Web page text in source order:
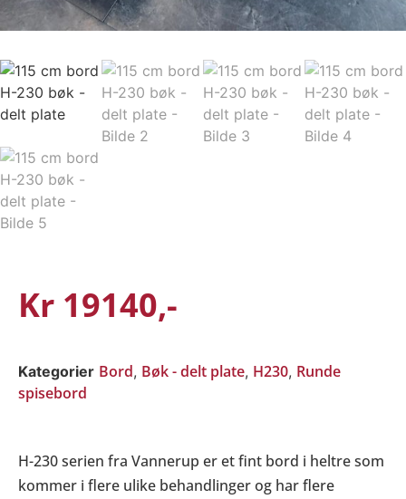
Kr 19140
Kategorier Bord, Bøk - delt plate, H230, Runde
spisebord
H-230 serien fra Vannerup er et fint bord i heltre som
kommer i flere ulike behandlinger og har flere